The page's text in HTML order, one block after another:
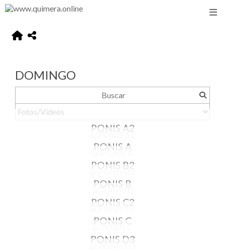
DOMINGO
PONIS A2
PONIS A
PONIS B2
PONIS B
PONIS C2
PONIS C
PONIS D3